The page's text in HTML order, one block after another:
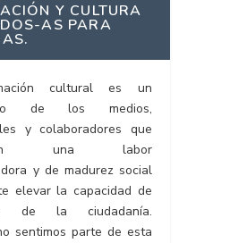
Y CULTURA
AS PARA
cultural es un
de los medios,
y colaboradores que
una labor
y de madurez social
elevar la capacidad de
de la ciudadanía.
sentimos parte de esta